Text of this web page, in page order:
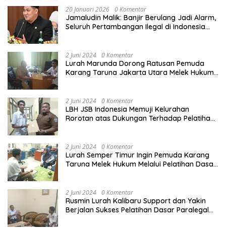
20 Januari 2026 0 Komentar
Jamaludin Malik: Banjir Berulang Jadi Alarm,
Seluruh Pertambangan Ilegal di Indonesia
2 Juni 2024 0 Komentar
Lurah Marunda Dorong Ratusan Pemuda
Karang Taruna Jakarta Utara Melek Hukum
2 Juni 2024 0 Komentar
LBH JSB Indonesia Memuji Kelurahan
Rorotan atas Dukungan Terhadap Pelatihan
2 Juni 2024 0 Komentar
Lurah Semper Timur Ingin Pemuda Karang
Taruna Melek Hukum Melalui Pelatihan Dasar
2 Juni 2024 0 Komentar
Rusmin Lurah Kalibaru Support dan Yakin
Berjalan Sukses Pelatihan Dasar Paralegal